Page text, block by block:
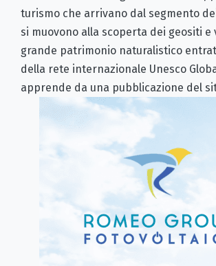
turismo che arrivano dal segmento
si muovono alla scoperta dei geositi e
grande patrimonio naturalistico
della rete internazionale Unesco
apprende da una pubblicazione del